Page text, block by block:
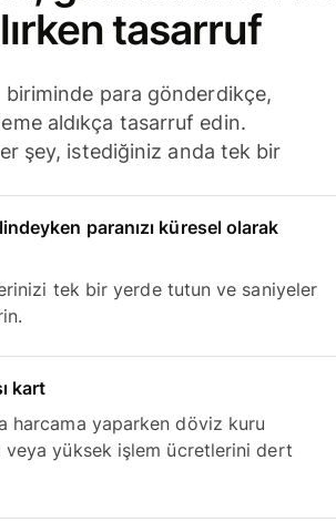
tasarruf
para gönderdikçe,
aldıkça tasarruf edin.
şey, istediğiniz anda tek bir
paranızı küresel olarak
tek bir yerde tutun ve saniyeler
kart
harcama yaparken döviz kuru
veya yüksek işlem ücretlerini dert